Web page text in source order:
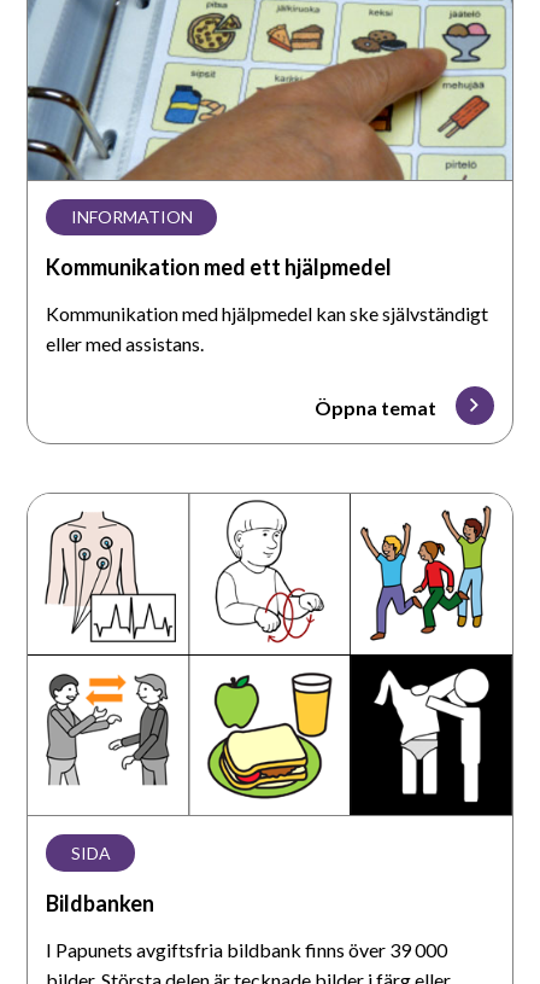
INFORMATION
Kommunikation med ett hjälpmedel
Kommunikation med hjälpmedel kan ske självständigt
eller med assistans.
Öppna temat
Bildbanken
SIDA
Bildbanken
I Papunets avgiftsfria bildbank finns över 39 000
bilder. Största delen är tecknade bilder i färg eller